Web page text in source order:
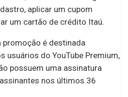
aplicar um cupom
um cartão de crédito Itaú.
promoção é destinada
usuários do YouTube Premium,
possuem uma assinatura
nos últimos 36